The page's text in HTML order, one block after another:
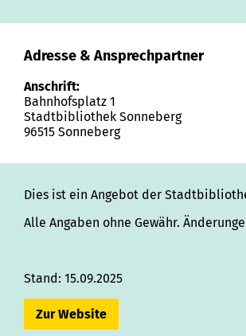
Adresse & Ansprechpartner
Anschrift:
Bahnhofsplatz 1
Stadtbibliothek Sonneberg
96515 Sonneberg
Dies ist ein Angebot der
Alle Angaben ohne Gewähr.
Stand: 15.09.2025
Zur Website